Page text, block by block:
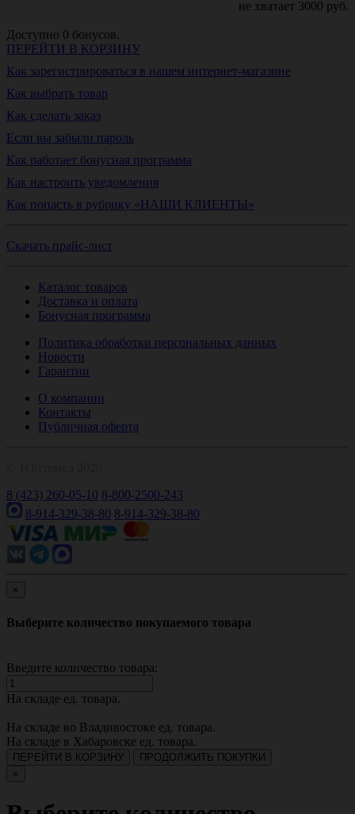
не хватает 3000 руб.
Доступно 0 бонусов.
ПЕРЕЙТИ В КОРЗИНУ
Как зарегистрироваться в нашем интернет-магазине
Как выбрать товар
Как сделать заказ
Если вы забыли пароль
Как работает бонусная программа
Как настроить уведомления
Как попасть в рубрику «НАШИ КЛИЕНТЫ»
Скачать прайс-лист
Каталог товаров
Доставка и оплата
Бонусная программа
Политика обработки персональных данных
Новости
Гарантии
О компании
Контакты
Публичная оферта
8 (423) 260-05-10 8-800-2500-243
8-914-329-38-80 8-914-329-38-80
×
Выберите количество покупаемого товара
Введите количество товара:
На складе ед. товара.
На складе во Владивостоке ед. товара.
На складе в Хабаровске ед. товара.
ПЕРЕЙТИ В КОРЗИНУ
ПРОДОЛЖИТЬ ПОКУПКИ
×